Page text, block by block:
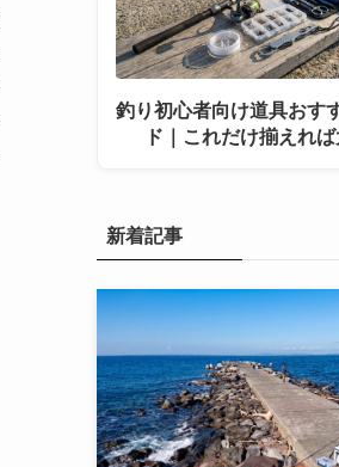
釣り初心者向け道具おす
ド｜これだけ揃えれば
新着記事